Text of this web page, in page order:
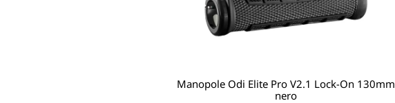
Manopole Odi Elite Pro V2.1 Lock-On 130mm
nero